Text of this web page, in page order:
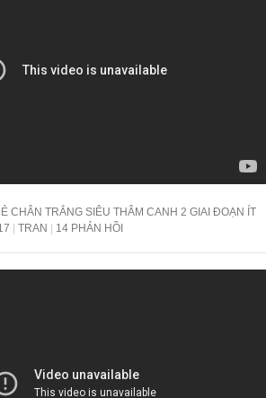
CHÂN TRẮNG SIÊU THÂM CANH 2 GIAI ĐOẠN ÍT
TRAN 14 PHẢN HỒI